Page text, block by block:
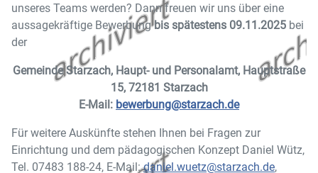
unseres Teams werden? Dann freuen wir uns über eine
aussagekräftige Bewerbungbis spätestens 09.11.2025 bei
der
Gemeinde Starzach, Haupt- und Personalamt, Hauptstraße
15, 72181 Starzach
E-Mail: bewerbung@starzach.de
Für weitere Auskünfte stehen Ihnen bei Fragen zur
Einrichtung und dem pädagogischen Konzept Daniel Wütz,
Tel. 07483 188-24, E-Mail:daniel.wuetz@starzach.de,